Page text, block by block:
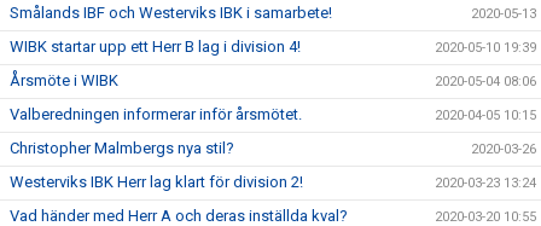
Smålands IBF och Westerviks IBK i samarbete! 2020-05-13
WIBK startar upp ett Herr B lag i division 4! 2020-05-10 19:39
Årsmöte i WIBK 2020-05-04 08:06
Valberedningen informerar inför årsmötet. 2020-04-05 10:15
Christopher Malmbergs nya stil? 2020-03-26
Westerviks IBK Herr lag klart för division 2! 2020-03-23 13:24
Vad händer med Herr A och deras inställda kval? 2020-03-20 10:55